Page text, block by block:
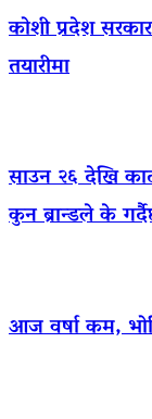
कोशी प्रदेश
तयारीमा
साउन २६ देखि
कुन ब्रान्डले के
आज वर्षा कम,